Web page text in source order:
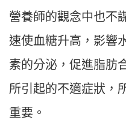
營養師的觀念中也不
速使血糖升高，影響
素的分泌，促進脂肪
所引起的不適症狀，
重要。